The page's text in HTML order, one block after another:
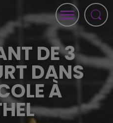
DE 3
DANS
À